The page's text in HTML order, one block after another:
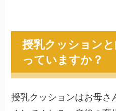
授乳クッション
っていますか？
授乳クッションはお母さ